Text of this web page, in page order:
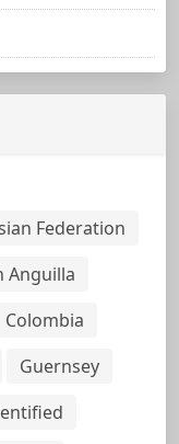
Federation
Anguilla
Colombia
Guernsey